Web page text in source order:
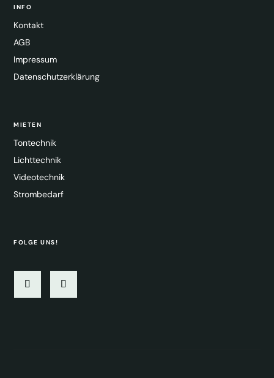
INFO
Kontakt
AGB
Impressum
Datenschutzerklärung
MIETEN
Tontechnik
Lichttechnik
Videotechnik
Strombedarf
FOLGE UNS!